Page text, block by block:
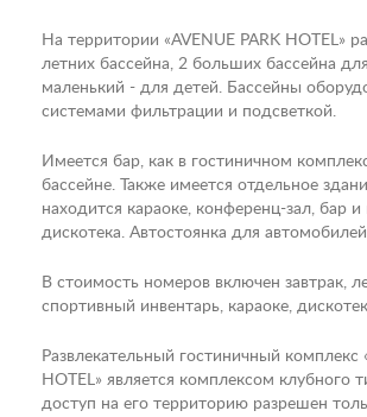
На территории «AVENUE PARK HOTEL»
летних бассейна, 2 больших бассейна
маленький - для детей. Бассейны
системами фильтрации и подсветкой.
Имеется бар, как в гостиничном
бассейне. Также имеется отдельное
находится караоке, конференц-зал, бар и
дискотека. Автостоянка для
В стоимость номеров включен завтрак,
спортивный инвентарь, караоке,
Развлекательный гостиничный комплекс
HOTEL» является комплексом клубного
доступ на его территорию разрешен